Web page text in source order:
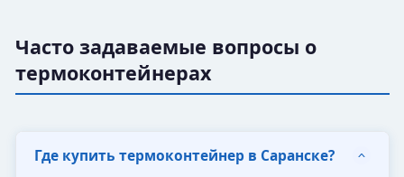
Часто задаваемые вопросы о
термоконтейнерах
Где купить термоконтейнер в Саранске?